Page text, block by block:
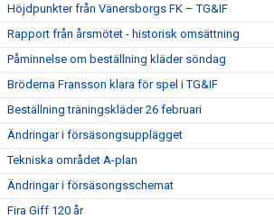
Höjdpunkter från Vänersborgs FK – TG&IF
Rapport från årsmötet - historisk omsättning
Påminnelse om beställning kläder söndag
Bröderna Fransson klara för spel i TG&IF
Beställning träningskläder 26 februari
Ändringar i försäsongsupplägget
Tekniska området A-plan
Ändringar i försäsongsschemat
Fira Giff 120 år